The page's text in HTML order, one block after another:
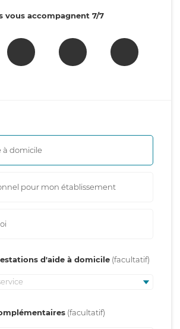
vous accompagnent 7/7
à domicile
pour mon établissement
d'aide à domicile